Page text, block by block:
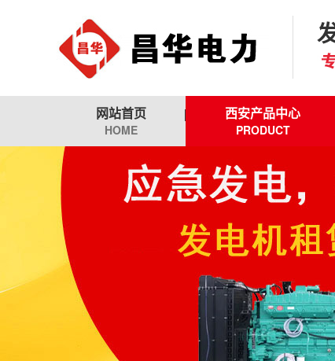
网站首页
HOME
西安产品中心
PRODUCT